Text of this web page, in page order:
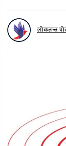
लोकतन्त्र